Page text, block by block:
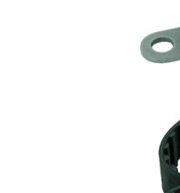
banda
distributie
Curea de
distributie